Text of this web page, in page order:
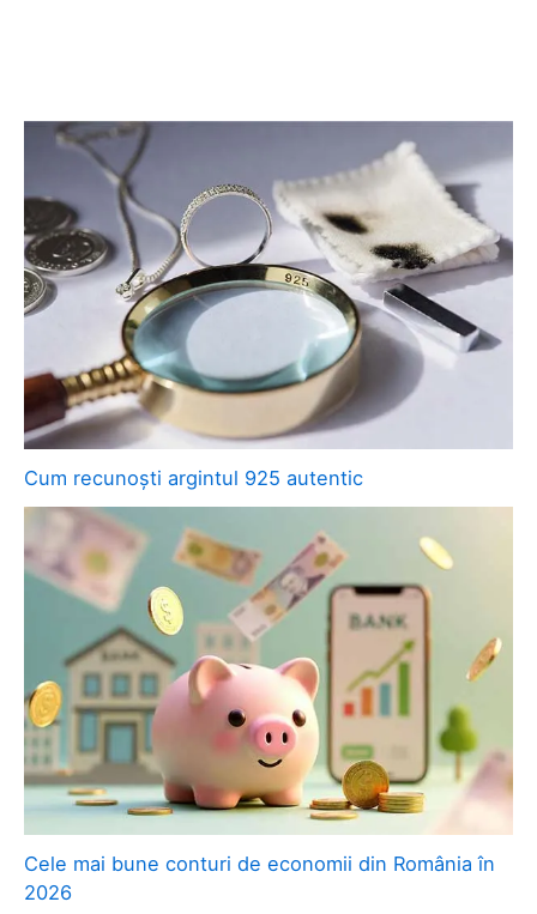
Cum recunoști argintul 925 autentic
Cele mai bune conturi de economii din România în
2026